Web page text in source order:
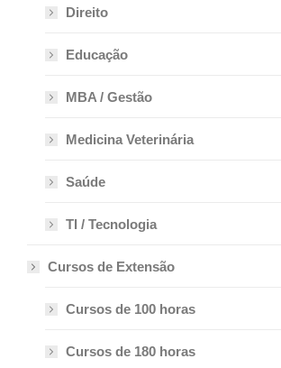
Direito
Educação
MBA / Gestão
Medicina Veterinária
Saúde
TI / Tecnologia
Cursos de Extensão
Cursos de 100 horas
Cursos de 180 horas